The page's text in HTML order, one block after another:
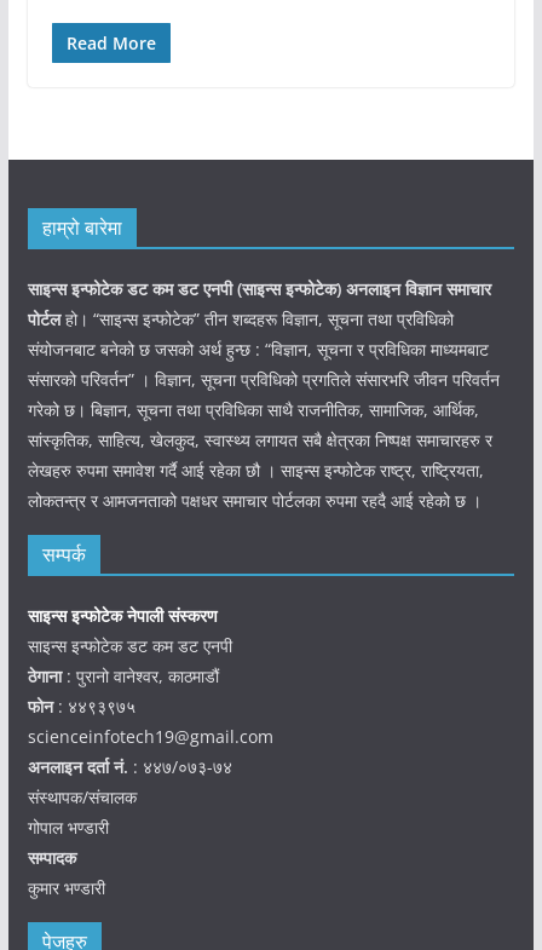
Read More
हाम्रो बारेमा
साइन्स इन्फोटेक डट कम डट एनपी (साइन्सइन्फोटेक) अनलाइन विज्ञान समाचार
पोर्टलहो। “साइन्स इन्फोटेक” तीन शब्दहरू विज्ञान, सूचना तथा प्रविधिको
संयोजनबाट बनेको छ जसको अर्थ हुन्छ : “विज्ञान, सूचना र प्रविधिका माध्यमबाट
संसारको परिवर्तन” । विज्ञान, सूचना प्रविधिको प्रगतिले संसारभरि जीवन परिवर्तन
गरेको छ। बिज्ञान, सूचना तथा प्रविधिका साथै राजनीतिक, सामाजिक, आर्थिक,
सांस्कृतिक, साहित्य, खेलकुद, स्वास्थ्य लगायत सबै क्षेत्रका निष्पक्ष समाचारहरु र
लेखहरु रुपमा समावेश गर्दै आई रहेका छौ । साइन्स इन्फोटेक राष्ट्र, राष्ट्रियता,
लोकतन्त्र र आमजनताको पक्षधर समाचार पोर्टलका रुपमा रहदै आई रहेको छ ।
सम्पर्क
साइन्स इन्फोटेक नेपाली संस्करण
साइन्स इन्फोटेक डट कम डट एनपी
ठेगाना: पुरानो वानेश्वर, काठमाडौं
फोन: ४४९३९७५
scienceinfotech19@gmail.com
अनलाइन दर्ता नं. : ४४७/०७३-७४
संस्थापक/संचालक
गोपाल भण्डारी
सम्पादक
कुमार भण्डारी
पेजहरु